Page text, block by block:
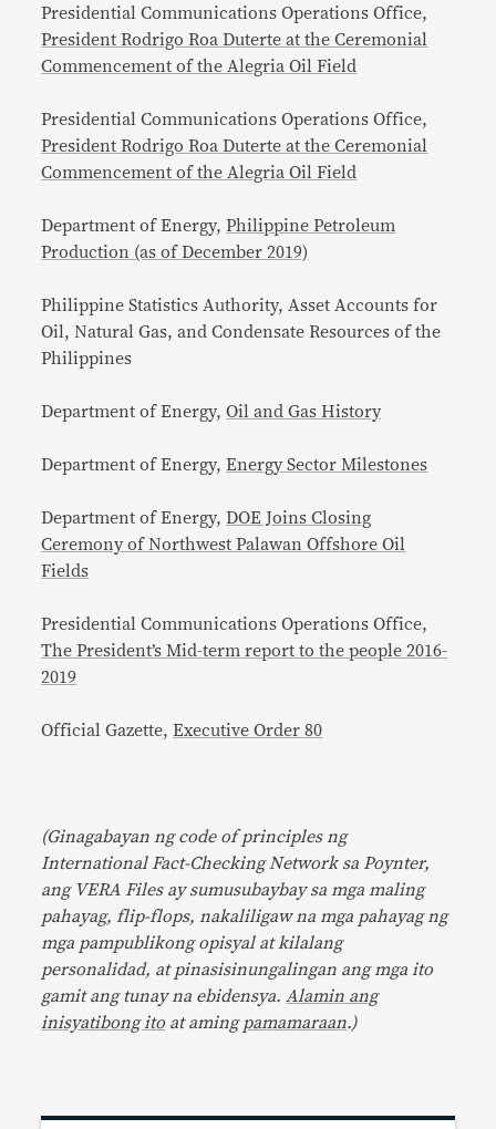
Presidential Communications Operations Office,
President Rodrigo Roa Duterte at the Ceremonial
Commencement of the Alegria Oil Field
Presidential Communications Operations Office,
President Rodrigo Roa Duterte at the Ceremonial
Commencement of the Alegria Oil Field
Department of Energy,Philippine Petroleum
Production (as of December 2019)
Philippine Statistics Authority, Asset Accounts for
Oil, Natural Gas, and Condensate Resources of the
Philippines
Department of Energy,Oil and Gas History
Department of Energy,Energy Sector Milestones
Department of Energy,DOE Joins Closing
Ceremony of Northwest Palawan Offshore Oil
Fields
Presidential Communications Operations Office,
The President’s Mid-term report to the people 2016-
2019
Official Gazette,Executive Order 80
(Ginagabayan ng code of principles ng
International Fact-Checking Network sa Poynter,
ang VERA Files ay sumusubaybay sa mga maling
pahayag, flip-flops, nakaliligaw na mga pahayag ng
mga pampublikong opisyal at kilalang
personalidad, at pinasisinungalingan ang mga ito
gamit ang tunay na ebidensya.Alamin ang
inisyatibong ito at aming pamamaraan.)